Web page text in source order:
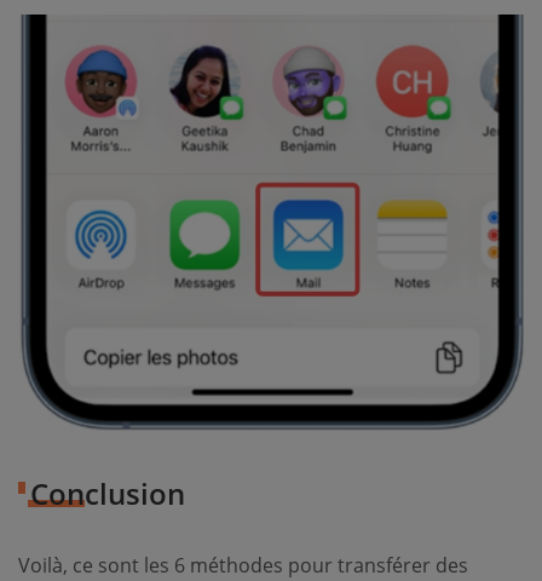
Conclusion
Voilà, ce sont les 6 méthodes pour transférer des